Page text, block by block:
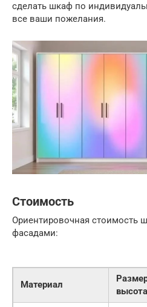
сделать шкаф по
все ваши пожелания.
Стоимость
Ориентировочная стоимость
фасадами:
Материал